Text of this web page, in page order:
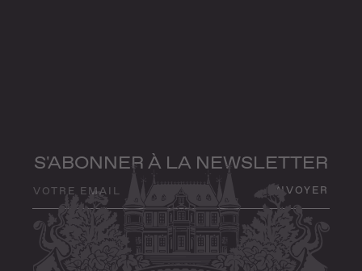
S'ABONNER À LA NEWSLETTER